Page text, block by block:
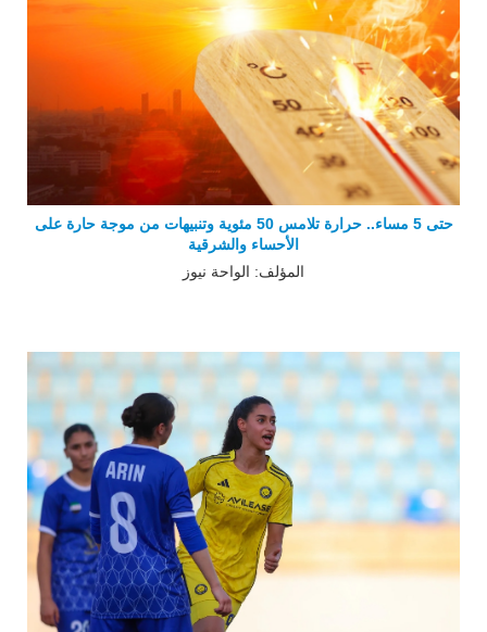
حتى 5 مساء.. حرارة تلامس 50 مئوية وتنبيهات من موجة حارة على
الأحساء والشرقية
المؤلف: الواحة نيوز